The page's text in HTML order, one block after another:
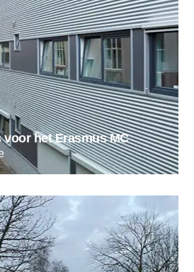
het Erasmus MC